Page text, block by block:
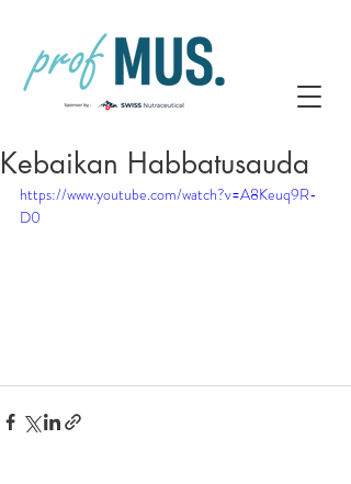
Kebaikan Habbatusauda
https://www.youtube.com/watch?v=A8Keuq9R-
D0